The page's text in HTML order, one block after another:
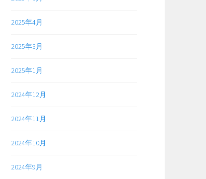
2025年4月
2025年3月
2025年1月
2024年12月
2024年11月
2024年10月
2024年9月